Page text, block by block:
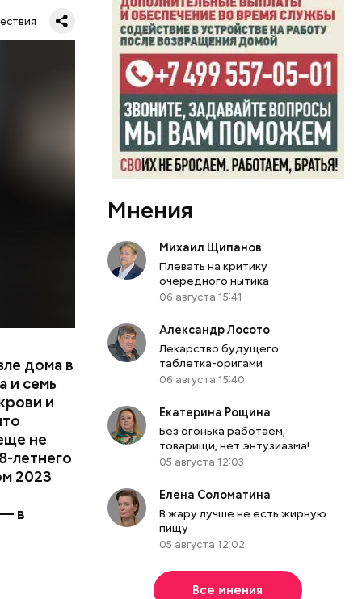
дома в
и семь
и
не
летнего
2023
в
дворе
не
и
под
Мнения
Михаил Щипанов
Плевать на критику
очередного нытика
06 августа 15:41
Александр Лосото
Лекарство будущего:
таблетка-оригами
06 августа 15:40
Екатерина Рощина
Без огонька работаем,
товарищи, нет энтузиазма!
05 августа 12:03
Елена Соломатина
В жару лучше не есть жирную
пищу
05 августа 12:02
Все мнения